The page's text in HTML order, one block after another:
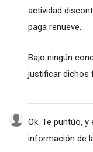
actividad
paga renueve...
Bajo ningún
justificar dichos
Ok. Te puntúo,
información de